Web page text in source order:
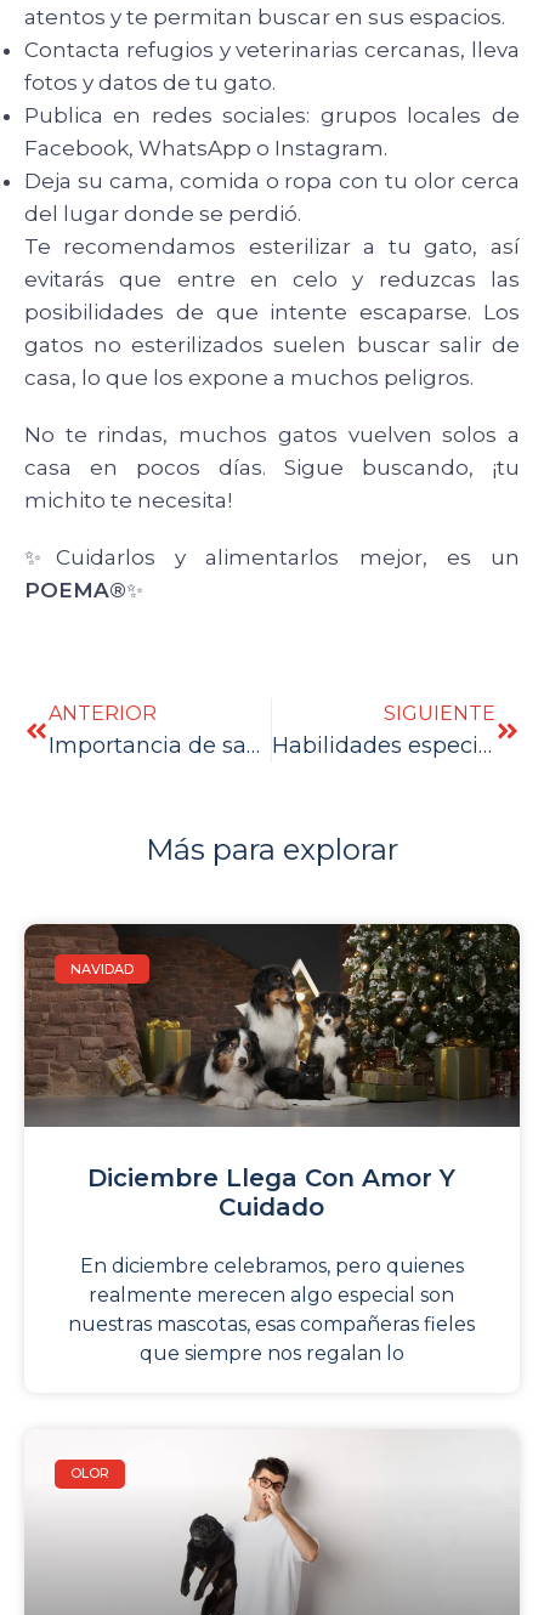
atentos y te permitan buscar en sus espacios.
Contacta refugios y veterinarias cercanas, lleva
fotos y datos de tu gato.
Publica en redes sociales: grupos locales de
Facebook, WhatsApp o Instagram.
Deja su cama, comida o ropa con tu olor cerca
del lugar donde se perdió.
Te recomendamos esterilizar a tu gato, así
evitarás que entre en celo y reduzcas las
posibilidades de que intente escaparse. Los
gatos no esterilizados suelen buscar salir de
casa, lo que los expone a muchos peligros.
No te rindas, muchos gatos vuelven solos a
casa en pocos días. Sigue buscando, ¡tu
michito te necesita!
✨Cuidarlos y alimentarlos mejor, es un
POEMA®✨
ANTERIOR
Importancia de saborizantes naturales
SIGUIENTE
Habilidades especiales
Más para explorar
NAVIDAD
Diciembre Llega Con Amor Y
Cuidado
En diciembre celebramos, pero quienes
realmente merecen algo especial son
nuestras mascotas, esas compañeras fieles
que siempre nos regalan lo
OLOR